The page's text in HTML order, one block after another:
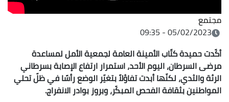
مجتمع
05/02/2023 - 09:35
أكّدت حميدة كتّاب الأمينة العامة لجمعية الأمل لمساعدة
مرضى السرطان، اليوم الأحد، استمرار ارتفاع الإصابة بسرطاني
الرئة والثدي، لكنّها أبدت تفاؤلاً بتغيّر الوضع رأسًا في ظلّ تحلي
المواطنين بثقافة الفحص المبكّر، وبروز بوادر الانفراج.